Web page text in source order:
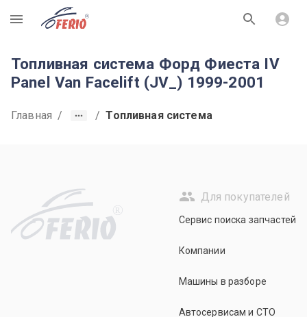
R
Топливная система Форд Фиеста IV
Panel Van Facelift (JV_) 1999-2001
Главная / / Топливная система
R
Для покупателей
Сервис поиска запчастей
Компании
Машины в разборе
Автосервисам и СТО